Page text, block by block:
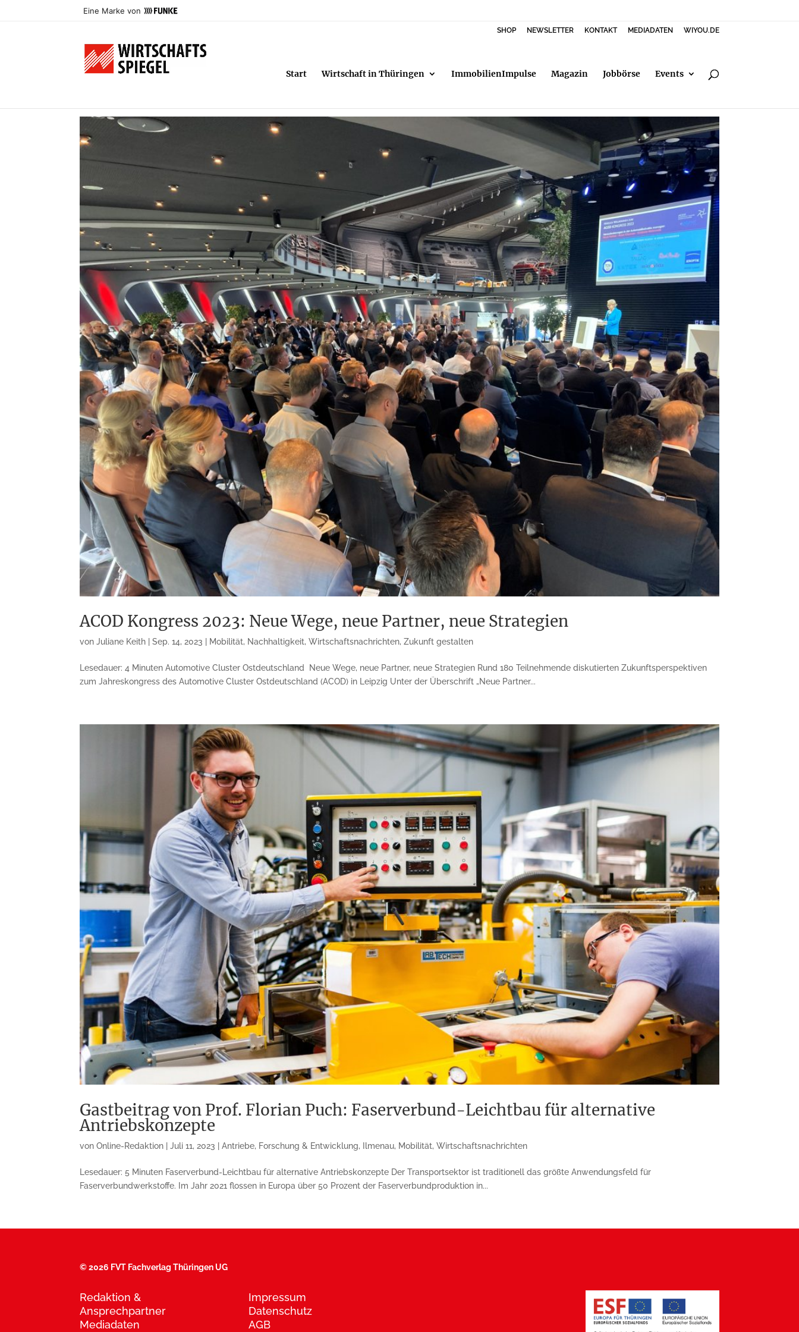
Eine Marke von
SHOP NEWSLETTER KONTAKT MEDIADATEN WIYOU.DE
Start Wirtschaft in Thüringen ImmobilienImpulse Magazin Jobbörse Events
ACOD Kongress 2023: Neue Wege, neue Partner, neue Strategien
vonJuliane Keith |Sep. 14, 2023 Mobilität, Nachhaltigkeit,Wirtschaftsnachrichten,Zukunft gestalten
Lesedauer: 4 Minuten Automotive Cluster Ostdeutschland Neue Wege, neue Partner, neue Strategien Rund 180 Teilnehmende diskutierten Zukunftsperspektiven
zum Jahreskongress des Automotive Cluster Ostdeutschland (ACOD) in Leipzig Unter der Überschrift „Neue Partner...
Gastbeitrag von Prof. Florian Puch: Faserverbund-Leichtbau für alternative
Antriebskonzepte
vonOnline-Redaktion |Juli 11, 2023 |Antriebe, Forschung & Entwicklung, Ilmenau, Mobilität,Wirtschaftsnachrichten
Lesedauer: 5 Minuten Faserverbund-Leichtbau für alternative Antriebs­konzepte Der Transportsektor ist traditionell das größte Anwendungsfeld für
Faserverbundwerkstoffe. Im Jahr 2021 flossen in Europa über 50 Prozent der Faserverbundproduktion in...
©2026 FVT Fachverlag Thüringen UG
Redaktion &
Ansprechpartner
Mediadaten
Impressum
Datenschutz
AGB